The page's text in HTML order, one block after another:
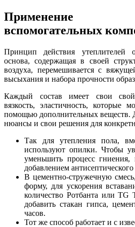
Применение
вспомогательных
Принцип действия утеплителей
основа, содержащая в своей
воздуха, перемешивается с
высыхания и набора прочности
Каждый состав имеет свои
вязкость, эластичность, которые
помощью дополнительных веществ.
нюансы и свои решения для
Так для утепления пола,
используют опилки. Чтобы
уменьшить процесс
добавлением антисептического
В цементно-стружечную
форму, для ускорения
количество Ротбанта или ТG
добавить стакан гипса,
часов.
Тот же способ работает и с